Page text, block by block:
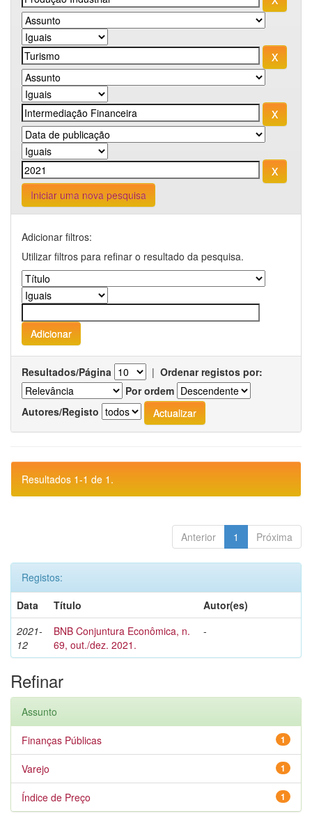
Iniciar uma nova pesquisa
Adicionar filtros:
Utilizar filtros para refinar o resultado da pesquisa.
Resultados/Página | Ordenar registos por:
Por ordem
Autores/Registo
Resultados 1-1 de 1.
Anterior 1 Próxima
Registos:
Data
Título
Autor(es)
2021-
12
BNB Conjuntura Econômica, n.
69, out./dez. 2021.
-
Refinar
Assunto
1
Finanças Públicas
1
Varejo
1
Índice de Preço